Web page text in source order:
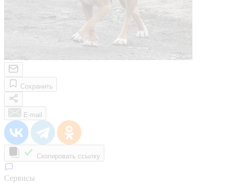
Сохранить
E-mail
Скопировать ссылку
Сервисы